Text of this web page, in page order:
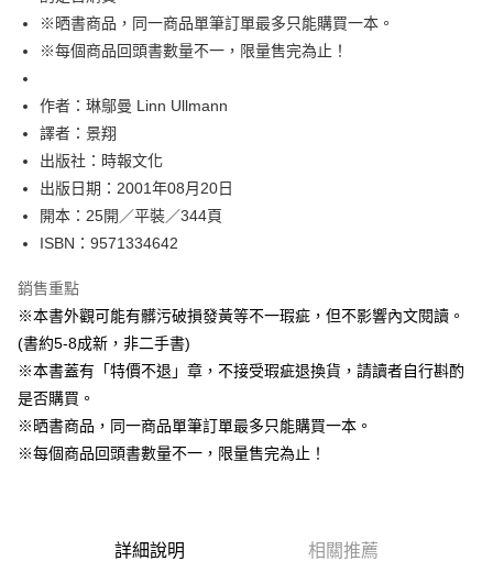
每筆NT$60，滿NT$499(含以上)免運費
宅配
每筆NT$100，滿NT$499(含以上)免運費
※晒書商品，同一商品單筆訂單最多只能購買一本。
※每個商品回頭書數量不一，限量售完為止！
作者：琳鄔曼 Linn Ullmann
譯者：景翔
出版社：時報文化
出版日期：2001年08月20日
開本：25開／平裝／344頁
ISBN：9571334642
銷售重點
※本書外觀可能有髒污破損發黃等不一瑕疵，但不影響內文閱讀。
(書約5-8成新，非二手書)
※本書蓋有「特價不退」章，不接受瑕疵退換貨，請讀者自行斟酌
是否購買。
※晒書商品，同一商品單筆訂單最多只能購買一本。
※每個商品回頭書數量不一，限量售完為止！
詳細說明 相關推薦